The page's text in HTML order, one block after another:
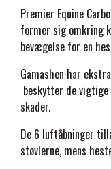
Premier Equine
former sig omkring
bevægelse for en
Gamashen har
beskytter de
skader.
De 6 luftåbninger
støvlerne, mens